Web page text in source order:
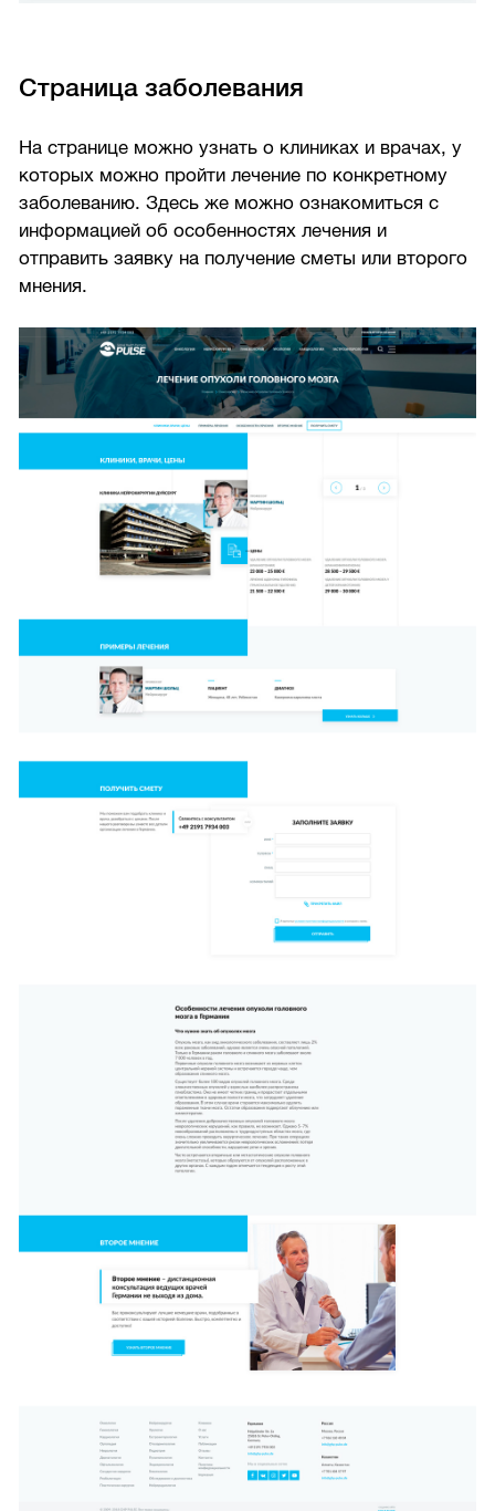
Страница заболевания
На странице можно узнать о клиниках и врачах, у
которых можно пройти лечение по конкретному
заболеванию. Здесь же можно ознакомиться с
информацией об особенностях лечения и
отправить заявку на получение сметы или второго
мнения.